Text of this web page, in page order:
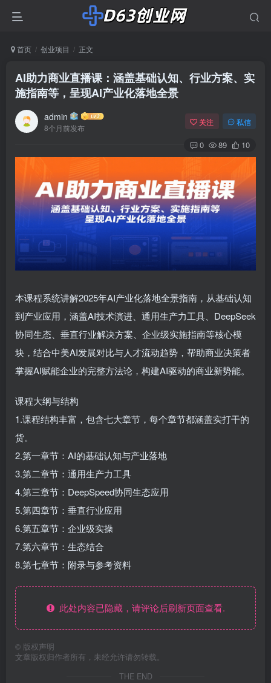
首页 创业项目 正文
AI助力商业直播课：涵盖基础认知、行业方案、实
施指南等，呈现AI产业化落地全景
admin
8个月前发布
关注 私信
0 89 10
本课程系统讲解2025年AI产业化落地全景指南，从基础认知
到产业应用，涵盖AI技术演进、通用生产力工具、DeepSeek
协同生态、垂直行业解决方案、企业级实施指南等核心模
块，结合中美AI发展对比与人才流动趋势，帮助商业决策者
掌握AI赋能企业的完整方法论，构建AI驱动的商业新势能。
课程大纲与结构
1.课程结构丰富，包含七大章节，每个章节都涵盖实打干的
货。
2.第一章节：AI的基础认知与产业落地
3.第二章节：通用生产力工具
4.第三章节：DeepSpeed协同生态应用
5.第四章节：垂直行业应用
6.第五章节：企业级实操
7.第六章节：生态结合
8.第七章节：附录与参考资料
此处内容已隐藏，请评论后刷新页面查看.
© 版权声明
文章版权归作者所有，未经允许请勿转载。
THE END